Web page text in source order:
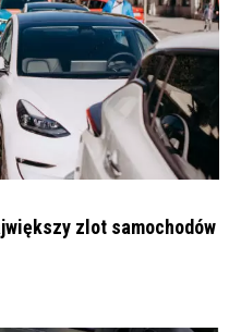
zlot samochodów